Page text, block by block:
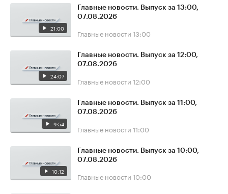
21:00
Главные новости. Выпуск за 13:00,
07.08.2026
Главные новости 13:00
24:07
Главные новости. Выпуск за 12:00,
07.08.2026
Главные новости 12:00
9:54
Главные новости. Выпуск за 11:00,
07.08.2026
Главные новости 11:00
10:12
Главные новости. Выпуск за 10:00,
07.08.2026
Главные новости 10:00